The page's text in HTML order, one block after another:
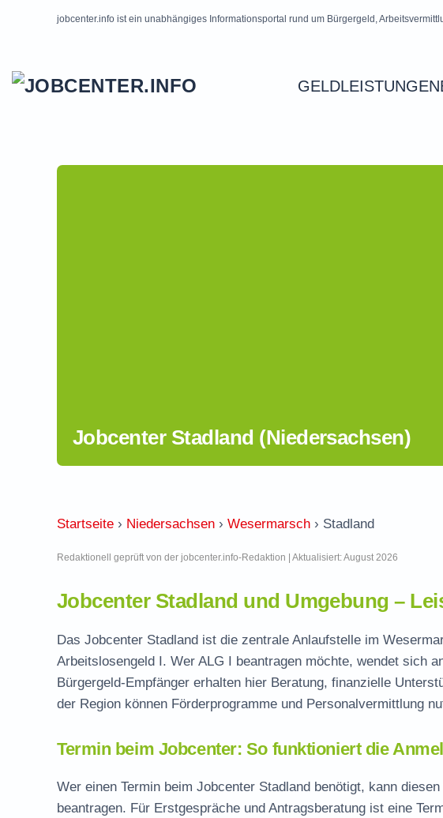
jobcenter.info ist ein unabhängiges Informationsportal rund um Bürgergeld,
GELDLEISTUNGEN
Jobcenter Stadland (Niedersachsen)
Startseite › Niedersachsen › Wesermarsch › Stadland
Redaktionell geprüft von der jobcenter.info-Redaktion | Aktualisiert: August 2026
Jobcenter Stadland und Umgebung –
Das Jobcenter Stadland ist die zentrale Anlaufstelle im
Arbeitslosengeld I. Wer ALG I beantragen möchte, wendet sich
Bürgergeld-Empfänger erhalten hier Beratung, finanzielle
der Region können Förderprogramme und Personalvermittlung
Termin beim Jobcenter: So funktioniert die
Wer einen Termin beim Jobcenter Stadland benötigt, kann
beantragen. Für Erstgespräche und Antragsberatung ist eine